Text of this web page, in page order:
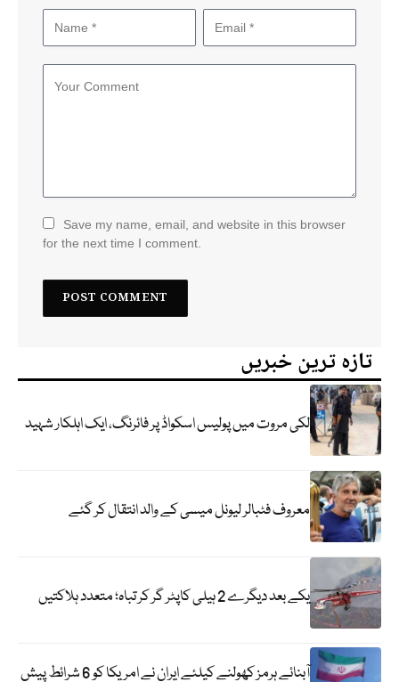
Save my name, email, and website in this browser
for the next time I comment.
تازہ ترین خبریں
لکی مروت میں پولیس اسکواڈ پر فائرنگ، ایک اہلکار شہید
معروف فٹبالر لیونل میسی کے والد انتقال کر گئے
یکے بعد دیگرے 2 ہیلی کاپٹر گر کر تباہ؛ متعدد ہلاکتیں
آبنائے ہرمز کھولنے کیلئے ایران نے امریکا کو 6 شرائط پیش